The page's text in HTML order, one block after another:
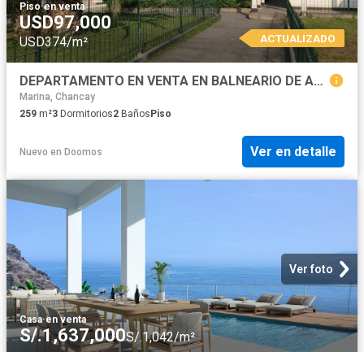
Piso·en venta
USD97,000
USD374/m² ACTUALIZADO
DEPARTAMENTO EN VENTA EN BALNEARIO DE ANCON
Marina, Chancay
259 m²3 Dormitorios2 BañosPiso
Nuevo en Doomos Ver en detalle
Ver foto
Casa·en venta
S/.1,637,000S/.1,042/m²